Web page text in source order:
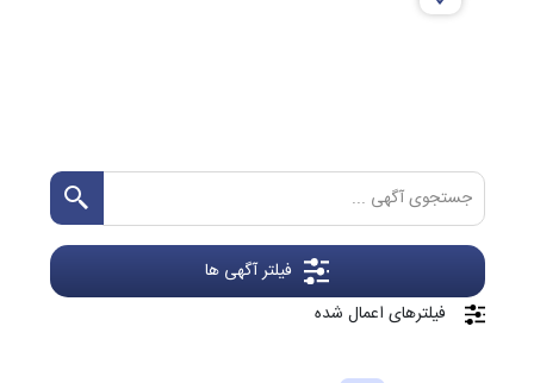
فیلتر آگهی ها
فیلترهای اعمال شده